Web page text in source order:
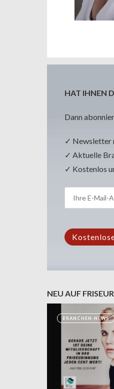
HAT IHNEN
Dann
✓ Newsletter
✓ Aktuelle
✓ Kostenlos
NEU AUF
BRANCHEN-NEWS